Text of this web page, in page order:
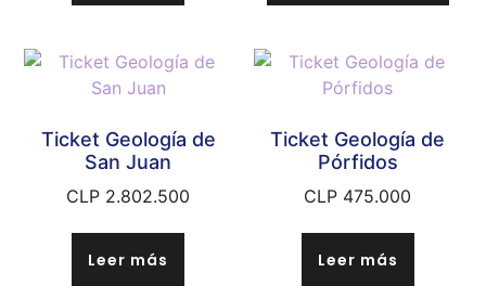
Ticket Geología de
San Juan
CLP 2.802.500
Leer más
Ticket Geología de
Pórfidos
CLP 475.000
Leer más